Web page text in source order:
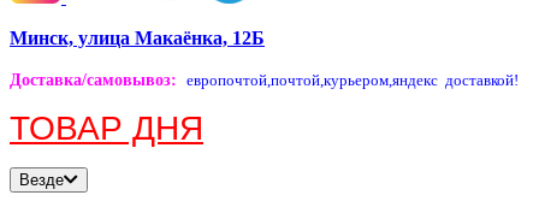
Минск, улица Макаёнка, 12Б
Доставка/самовывоз: европочтой,почтой,курьером,яндекс доставкой!
ТОВАР ДНЯ
Везде